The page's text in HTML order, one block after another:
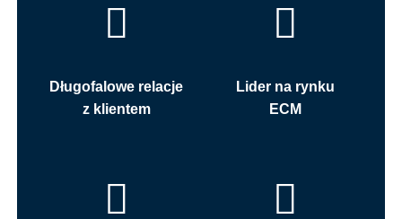
Długofalowe relacje
z klientem
Lider na rynku
ECM